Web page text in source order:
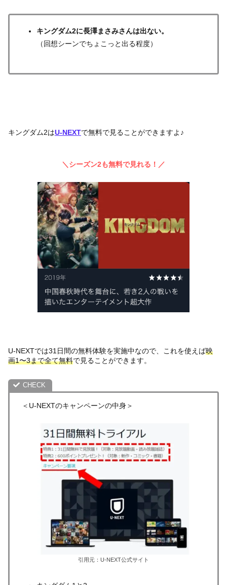
キングダム2に長澤まさみさんは出ない。
（回想シーンでちょこっと出る程度）
キングダム2はU-NEXTで無料で見ることができますよ♪
＼シーズン2も無料で見れる！／
U-NEXTでは31日間の無料体験を実施中なので、これを使えば映
画1〜3まで全て無料で見ることができます。
＜U-NEXTのキャンペーンの中身＞
引用元：U-NEXT公式サイト